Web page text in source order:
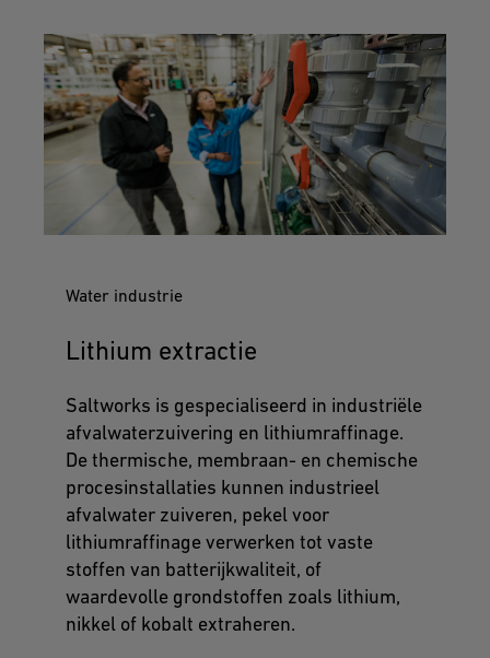
Water industrie
Lithium extractie
Saltworks is gespecialiseerd in industriële
afvalwaterzuivering en lithiumraffinage.
De thermische, membraan- en chemische
procesinstallaties kunnen industrieel
afvalwater zuiveren, pekel voor
lithiumraffinage verwerken tot vaste
stoffen van batterijkwaliteit, of
waardevolle grondstoffen zoals lithium,
nikkel of kobalt extraheren.